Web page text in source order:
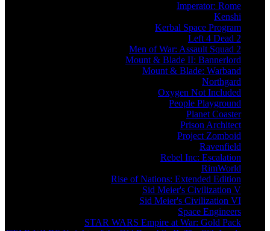
Imperator: Rome
Kenshi
Kerbal Space Program
Left 4 Dead 2
Men of War: Assault Squad 2
Mount & Blade II: Bannerlord
Mount & Blade: Warband
Northgard
Oxygen Not Included
People Playground
Planet Coaster
Prison Architect
Project Zomboid
Ravenfield
Rebel Inc: Escalation
RimWorld
Rise of Nations: Extended Edition
Sid Meier's Civilization V
Sid Meier's Civilization VI
Space Engineers
STAR WARS Empire at War: Gold Pack